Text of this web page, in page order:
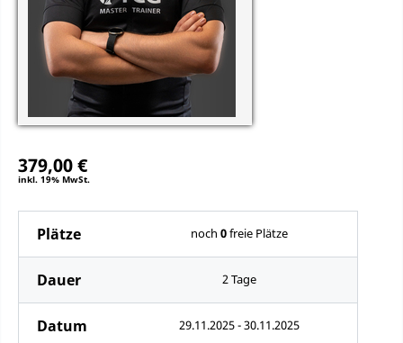
379,00 €
inkl. 19% MwSt.
Plätze noch 0freie Plätze
Dauer 2 Tage
Datum 29.11.2025 - 30.11.2025